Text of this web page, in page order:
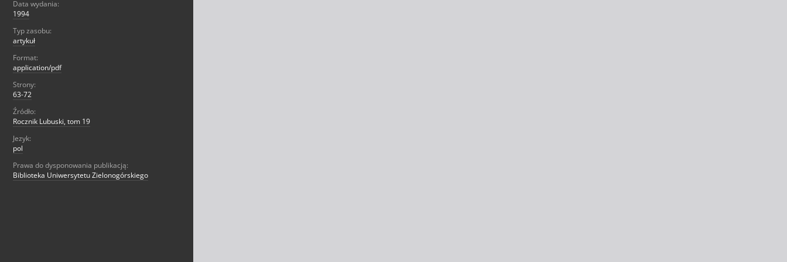
Data wydania:
1994
Typ zasobu:
artykuł
Format:
application/pdf
Strony:
63-72
Źródło:
Rocznik Lubuski, tom 19
Jezyk:
pol
Prawa do dysponowania publikacją:
Biblioteka Uniwersytetu Zielonogórskiego